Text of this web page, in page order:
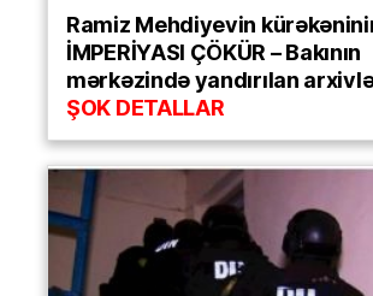
Ramiz Mehdiyevin
İMPERİYASI ÇÖKÜR – Bakının
mərkəzində yandırılan
ŞOK DETALLAR